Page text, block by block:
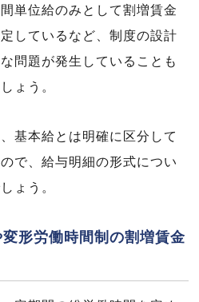
単位給のみとして割増賃金
しているなど、制度の設計
問題が発生していることも
ょう。
基本給とは明確に区分して
で、給与明細の形式につい
ょう。
形労働時間制の割増賃金